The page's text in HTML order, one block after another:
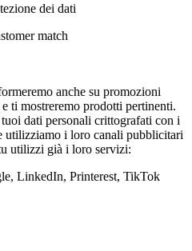
dei dati
match
anche su promozioni
ti mostreremo prodotti pertinenti.
dati personali crittografati con i
utilizziamo i loro canali pubblicitari
utilizzi già i loro servizi:
LinkedIn, Printerest, TikTok